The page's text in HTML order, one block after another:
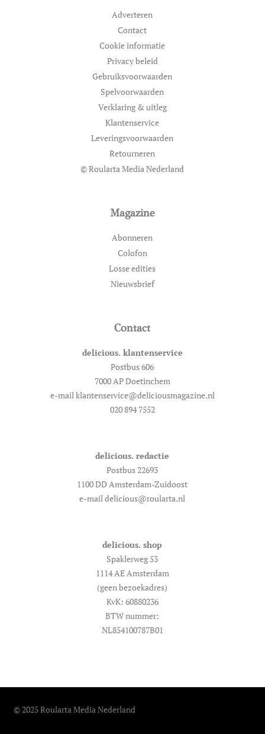
Adverteren
Contact
Cookie informatie
Privacy beleid
Gebruiksvoorwaarden
Spelvoorwaarden
Verklaring & uitleg
Klantenservice
Leveringsvoorwaarden
Retourneren
© Roularta Media Nederland
Magazine
Abonneren
Colofon
Losse edities
Nieuwsbrief
Contact
delicious. klantenservice
Postbus 606
7000 AP Doetinchem
e-mail klantenservice@deliciousmagazine.nl
020 894 7552
delicious. redactie
Postbus 22693
1100 DD Amsterdam-Zuidoost
e-mail delicious@roularta.nl
delicious. shop
Spaklerweg 53
1114 AE Amsterdam
(geen bezoekadres)
KvK: 60880236
BTW nummer:
NL854100787B01
© 2025 Roularta Media Nederland